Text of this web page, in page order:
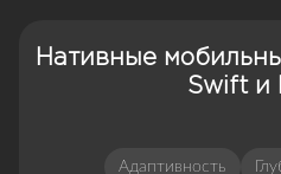
Нативные
Swift и
Адаптивность